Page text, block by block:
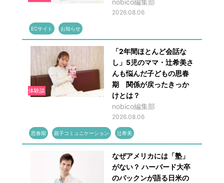
2026.08.06
ECサイト お知らせ
体験談
「2年間ほとんど会話な
し」5児のママ・辻希美さ
んも悩んだ子どもの思春
期 関係が戻ったきっか
けとは？
nobico編集部
2026.08.06
思春期 親子コミュニケーション 辻希美
なぜアメリカには「塾」
がない？ ハーバード大卒
のパックンが語る日米の